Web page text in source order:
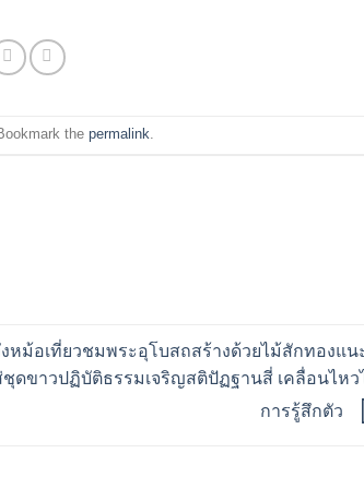
the permalink.
หม้อเที่ยวชมพระอุโบสถสร้างด้วยไม้สักทองแน
ชุดขาวปฏิบัติธรรมเจริญสติปัฏฐานสี่ เคลื่อนไหว
การรู้สึกตัว